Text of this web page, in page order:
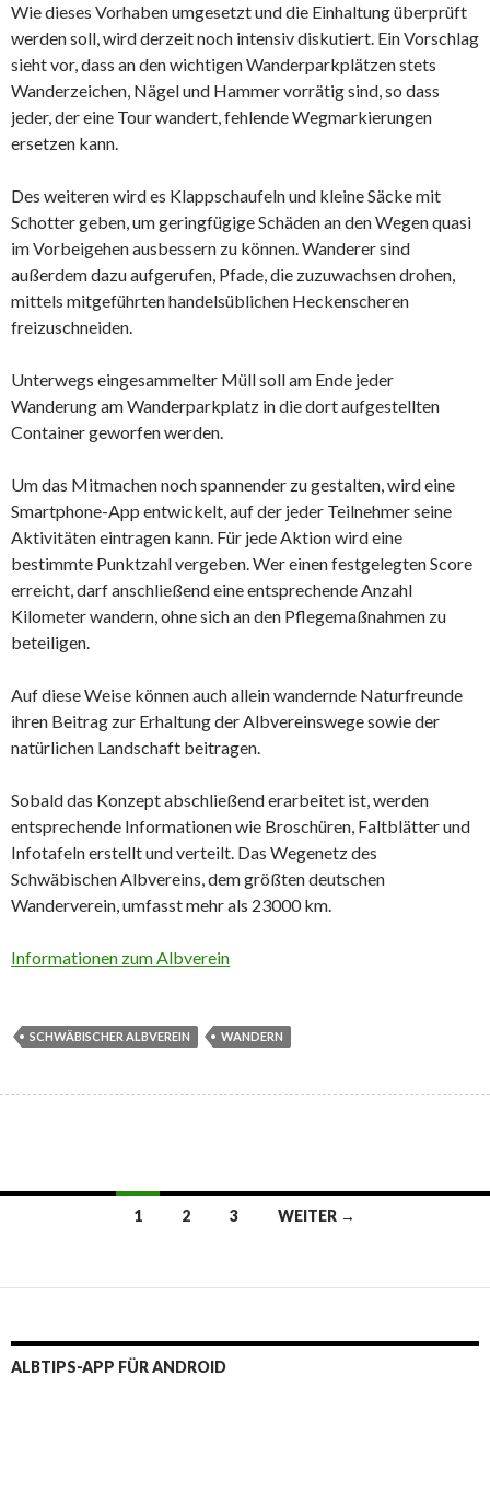
Wie dieses Vorhaben umgesetzt und die Einhaltung überprüft
werden soll, wird derzeit noch intensiv diskutiert. Ein Vorschlag
sieht vor, dass an den wichtigen Wanderparkplätzen stets
Wanderzeichen, Nägel und Hammer vorrätig sind, so dass
jeder, der eine Tour wandert, fehlende Wegmarkierungen
ersetzen kann.
Des weiteren wird es Klappschaufeln und kleine Säcke mit
Schotter geben, um geringfügige Schäden an den Wegen quasi
im Vorbeigehen ausbessern zu können. Wanderer sind
außerdem dazu aufgerufen, Pfade, die zuzuwachsen drohen,
mittels mitgeführten handelsüblichen Heckenscheren
freizuschneiden.
Unterwegs eingesammelter Müll soll am Ende jeder
Wanderung am Wanderparkplatz in die dort aufgestellten
Container geworfen werden.
Um das Mitmachen noch spannender zu gestalten, wird eine
Smartphone-App entwickelt, auf der jeder Teilnehmer seine
Aktivitäten eintragen kann. Für jede Aktion wird eine
bestimmte Punktzahl vergeben. Wer einen festgelegten Score
erreicht, darf anschließend eine entsprechende Anzahl
Kilometer wandern, ohne sich an den Pflegemaßnahmen zu
beteiligen.
Auf diese Weise können auch allein wandernde Naturfreunde
ihren Beitrag zur Erhaltung der Albvereinswege sowie der
natürlichen Landschaft beitragen.
Sobald das Konzept abschließend erarbeitet ist, werden
entsprechende Informationen wie Broschüren, Faltblätter und
Infotafeln erstellt und verteilt. Das Wegenetz des
Schwäbischen Albvereins, dem größten deutschen
Wanderverein, umfasst mehr als 23000 km.
Informationen zum Albverein
SCHWÄBISCHER ALBVEREIN WANDERN
Beitragsnavigation
1 2 3 WEITER →
ALBTIPS-APP FÜR ANDROID